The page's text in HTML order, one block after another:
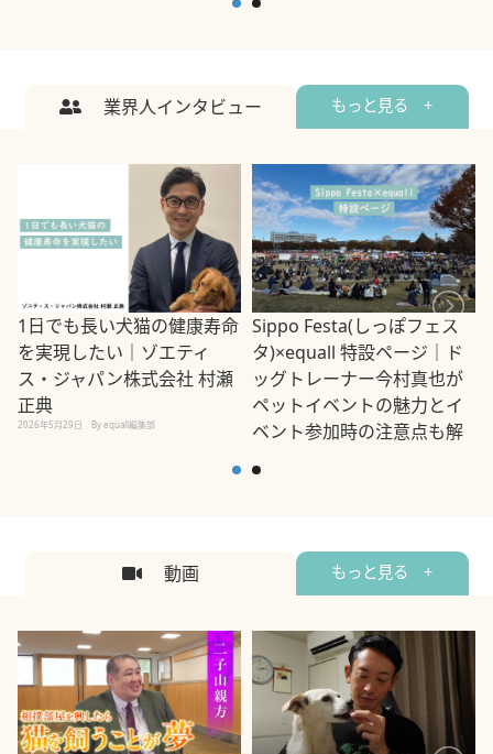
業界人インタビュー もっと見る +
1日でも長い犬猫の健康寿命
を実現したい｜ゾエティ
ス・ジャパン株式会社 村瀬
正典
2026年5月29日 By equall編集部
Sippo Festa(しっぽフェス
タ)×equall 特設ページ｜ド
ッグトレーナー今村真也が
ペットイベントの魅力とイ
ベント参加時の注意点も解
2026年5月12日
動画 もっと見る +